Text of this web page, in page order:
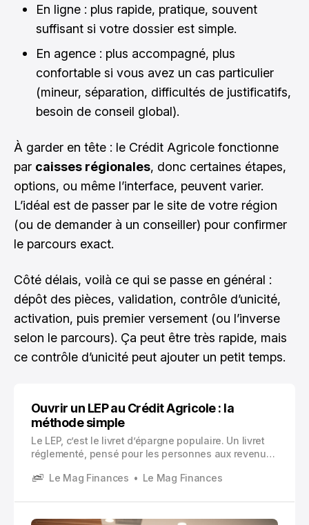
En ligne : plus rapide, pratique, souvent
suffisant si votre dossier est simple.
En agence : plus accompagné, plus
confortable si vous avez un cas particulier
(mineur, séparation, difficultés de justificatifs,
besoin de conseil global).
À garder en tête : le Crédit Agricole fonctionne
par caisses régionales, donc certaines étapes,
options, ou même l’interface, peuvent varier.
L’idéal est de passer par le site de votre région
(ou de demander à un conseiller) pour confirmer
le parcours exact.
Côté délais, voilà ce qui se passe en général :
dépôt des pièces, validation, contrôle d’unicité,
activation, puis premier versement (ou l’inverse
selon le parcours). Ça peut être très rapide, mais
ce contrôle d’unicité peut ajouter un petit temps.
Ouvrir un LEP au Crédit Agricole : la
méthode simple
Le LEP, c’est le livret d’épargne populaire. Un livret
réglementé, pensé pour les personnes aux revenus
simple : mettre de côté une épargne de précaution,
Le Mag Finances Le Mag Finances